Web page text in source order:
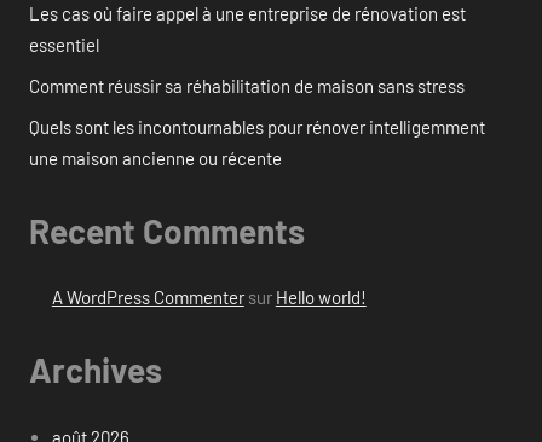
Les cas où faire appel à une entreprise de rénovation est
essentiel
Comment réussir sa réhabilitation de maison sans stress
Quels sont les incontournables pour rénover intelligemment
une maison ancienne ou récente
Recent Comments
A WordPress Commentersur Hello world!
Archives
août 2026